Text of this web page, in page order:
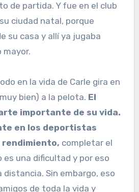
de partida. Y fue en el club
ciudad natal, porque
su casa y allí ya jugaba
mayor.
en la vida de Carle gira en
bien) a la pelota. El
importante de su vida.
en los deportistas
completar el
es una dificultad y por eso
Sin embargo, eso
de toda la vida y